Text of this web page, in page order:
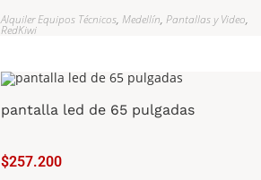
Alquiler Equipos Técnicos, Medellín, Pantallas y Video,
RedKiwi
pantalla led de 65 pulgadas
$257.200